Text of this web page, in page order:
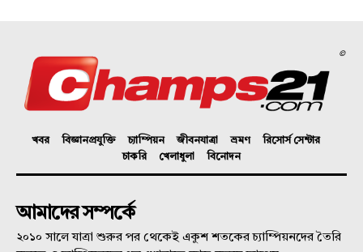
©
খবর বিজ্ঞানপ্রযুক্তি চ্যাম্পিয়ন জীবনযাত্রা ভ্রমণ
রিসোর্স সেন্টার
চাকরি
খেলাধুলা বিনোদন
আমাদের সম্পর্কে
২০১০ সালে যাত্রা শুরুর পর থেকেই একুশ শতকের চ্যাম্পিয়নদের তৈরি